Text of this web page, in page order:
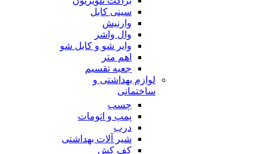
سینی کابل
وارنیش
وال واشر
وایر شو و کابل شو
اهم متر
جعبه تقسیم
لوازم بهداشتی و
ساختمانی
چسب
پمپ و اتومات
درب
شیر آلات بهداشتی
کف کش